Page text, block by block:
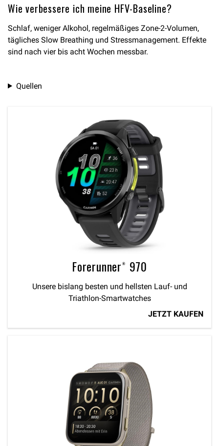
Wie verbessere ich meine HFV-Baseline?
Schlaf, weniger Alkohol, regelmäßiges Zone-2-Volumen,
tägliches Slow Breathing und Stressmanagement. Effekte
sind nach vier bis acht Wochen messbar.
Quellen
Forerunner® 970
Unsere bislang besten und hellsten Lauf- und
Triathlon-Smartwatches
JETZT KAUFEN